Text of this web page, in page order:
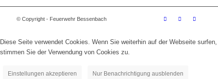
© Copyright - Feuerwehr Bessenbach
Diese Seite verwendet Cookies. Wenn Sie weiterhin auf der Webseite surfen,
stimmen Sie der Verwendung von Cookies zu.
Einstellungen akzeptieren Nur Benachrichtigung ausblenden